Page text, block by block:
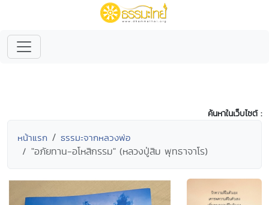
ค้นหาในเว็บไซต์ :
หน้าแรก ธรรมะจากหลวงพ่อ
"อภัยทาน-อโหสิกรรม" (หลวงปู่สิม พุทธาจาโร)